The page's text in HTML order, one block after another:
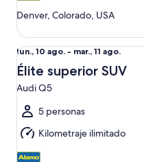
Denver, Colorado, USA
Del
lun.,
10
ago.
al
mar.,
11
ago.
lun., 10 ago. - mar., 11 ago.
Élite superior SUV
Audi Q5
5 personas
Kilometraje ilimitado
Élite superior SUV Audi Q5